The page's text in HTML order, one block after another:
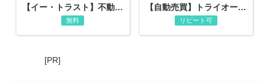
【イー・トラスト】不動産投資アンケート
無料
【自動売買】トライオートFX
リピート可
[PR]